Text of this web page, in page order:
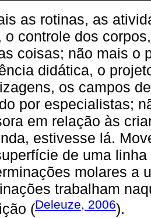
as rotinas, as
o controle dos
coisas; não mais o
didática, o
os campos
por especialistas;
em relação às
estivesse lá.
de uma
molares a
trabalham
(Deleuze, 2006).